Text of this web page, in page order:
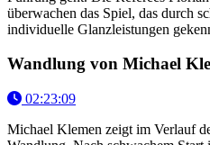
überwachen das Spiel, das durch
individuelle Glanzleistungen
Wandlung von Michael
02:23:09
Michael Klemen zeigt im Verlauf